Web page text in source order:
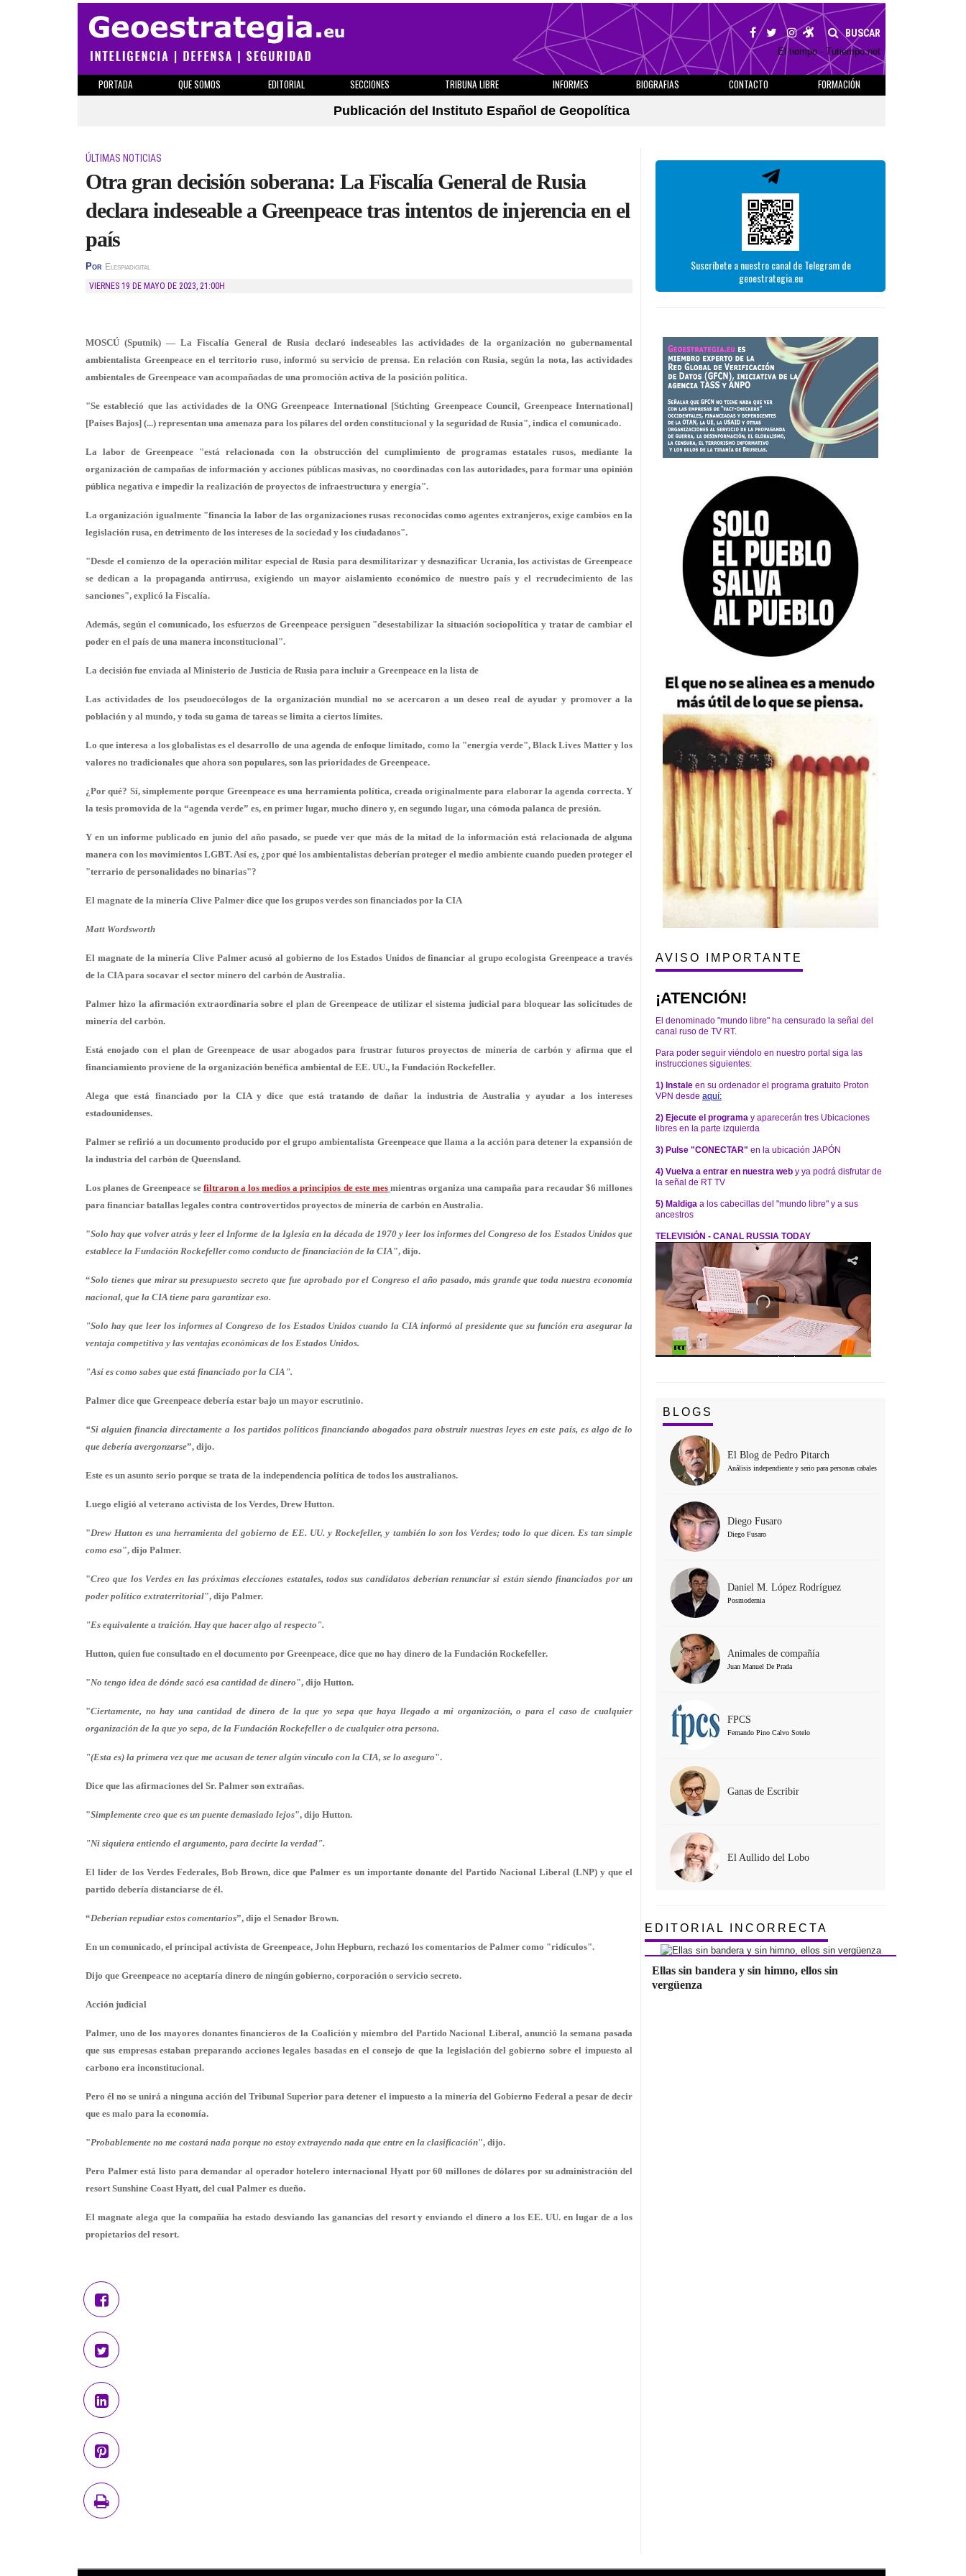
BUSCAR
El tiempo - Tutiempo.net
PORTADA QUE SOMOS EDITORIAL SECCIONES TRIBUNA LIBRE INFORMES BIOGRAFIAS CONTACTO
FORMACIÓN
Publicación del Instituto Español de Geopolítica
ÚLTIMAS NOTICIAS
Otra gran decisión soberana: La Fiscalía General de Rusia
declara indeseable a Greenpeace tras intentos de injerencia en el
país
Por Elespiadigital
VIERNES 19 DE MAYO DE 2023, 21:00H
MOSCÚ (Sputnik) — La Fiscalía General de Rusia declaró indeseables las actividades de la organización no gubernamental
ambientalista Greenpeace en el territorio ruso, informó su servicio de prensa. En relación con Rusia, según la nota, las actividades
ambientales de Greenpeace van acompañadas de una promoción activa de la posición política.
"Se estableció que las actividades de la ONG Greenpeace International [Stichting Greenpeace Council, Greenpeace International]
[Países Bajos] (...) representan una amenaza para los pilares del orden constitucional y la seguridad de Rusia", indica el comunicado.
La labor de Greenpeace "está relacionada con la obstrucción del cumplimiento de programas estatales rusos, mediante la
organización de campañas de información y acciones públicas masivas, no coordinadas con las autoridades, para formar una opinión
pública negativa e impedir la realización de proyectos de infraestructura y energía".
La organización igualmente "financia la labor de las organizaciones rusas reconocidas como agentes extranjeros, exige cambios en la
legislación rusa, en detrimento de los intereses de la sociedad y los ciudadanos".
"Desde el comienzo de la operación militar especial de Rusia para desmilitarizar y desnazificar Ucrania, los activistas de Greenpeace
se dedican a la propaganda antirrusa, exigiendo un mayor aislamiento económico de nuestro país y el recrudecimiento de las
sanciones", explicó la Fiscalía.
Además, según el comunicado, los esfuerzos de Greenpeace persiguen "desestabilizar la situación sociopolítica y tratar de cambiar el
poder en el país de una manera inconstitucional".
La decisión fue enviada al Ministerio de Justicia de Rusia para incluir a Greenpeace en la lista de
Las actividades de los pseudoecólogos de la organización mundial no se acercaron a un deseo real de ayudar y promover a la
población y al mundo, y toda su gama de tareas se limita a ciertos límites.
Lo que interesa a los globalistas es el desarrollo de una agenda de enfoque limitado, como la "energía verde", Black Lives Matter y los
valores no tradicionales que ahora son populares, son las prioridades de Greenpeace.
¿Por qué? Sí, simplemente porque Greenpeace es una herramienta política, creada originalmente para elaborar la agenda correcta. Y
la tesis promovida de la “agenda verde” es, en primer lugar, mucho dinero y, en segundo lugar, una cómoda palanca de presión.
Y en un informe publicado en junio del año pasado, se puede ver que más de la mitad de la información está relacionada de alguna
manera con los movimientos LGBT. Así es, ¿por qué los ambientalistas deberían proteger el medio ambiente cuando pueden proteger el
"terrario de personalidades no binarias"?
El magnate de la minería Clive Palmer dice que los grupos verdes son financiados por la CIA
Matt Wordsworth
El magnate de la minería Clive Palmer acusó al gobierno de los Estados Unidos de financiar al grupo ecologista Greenpeace a través
de la CIA para socavar el sector minero del carbón de Australia.
Palmer hizo la afirmación extraordinaria sobre el plan de Greenpeace de utilizar el sistema judicial para bloquear las solicitudes de
minería del carbón.
Está enojado con el plan de Greenpeace de usar abogados para frustrar futuros proyectos de minería de carbón y afirma que el
financiamiento proviene de la organización benéfica ambiental de EE. UU., la Fundación Rockefeller.
Alega que está financiado por la CIA y dice que está tratando de dañar la industria de Australia y ayudar a los intereses
estadounidenses.
Palmer se refirió a un documento producido por el grupo ambientalista Greenpeace que llama a la acción para detener la expansión de
la industria del carbón de Queensland.
Los planes de Greenpeace se filtraron a los medios a principios de este mes mientras organiza una campaña para recaudar $6 millones
para financiar batallas legales contra controvertidos proyectos de minería de carbón en Australia.
"Solo hay que volver atrás y leer el Informe de la Iglesia en la década de 1970 y leer los informes del Congreso de los Estados Unidos que
establece la Fundación Rockefeller como conducto de financiación de la CIA", dijo.
“Solo tienes que mirar su presupuesto secreto que fue aprobado por el Congreso el año pasado, más grande que toda nuestra economía
nacional, que la CIA tiene para garantizar eso.
"Solo hay que leer los informes al Congreso de los Estados Unidos cuando la CIA informó al presidente que su función era asegurar la
ventaja competitiva y las ventajas económicas de los Estados Unidos.
"Así es como sabes que está financiado por la CIA".
Palmer dice que Greenpeace debería estar bajo un mayor escrutinio.
“Si alguien financia directamente a los partidos políticos financiando abogados para obstruir nuestras leyes en este país, es algo de lo
que debería avergonzarse”, dijo.
Este es un asunto serio porque se trata de la independencia política de todos los australianos.
Luego eligió al veterano activista de los Verdes, Drew Hutton.
"Drew Hutton es una herramienta del gobierno de EE. UU. y Rockefeller, y también lo son los Verdes; todo lo que dicen. Es tan simple
como eso", dijo Palmer.
"Creo que los Verdes en las próximas elecciones estatales, todos sus candidatos deberían renunciar si están siendo financiados por un
poder político extraterritorial", dijo Palmer.
"Es equivalente a traición. Hay que hacer algo al respecto".
Hutton, quien fue consultado en el documento por Greenpeace, dice que no hay dinero de la Fundación Rockefeller.
"No tengo idea de dónde sacó esa cantidad de dinero", dijo Hutton.
"Ciertamente, no hay una cantidad de dinero de la que yo sepa que haya llegado a mi organización, o para el caso de cualquier
organización de la que yo sepa, de la Fundación Rockefeller o de cualquier otra persona.
"(Esta es) la primera vez que me acusan de tener algún vínculo con la CIA, se lo aseguro".
Dice que las afirmaciones del Sr. Palmer son extrañas.
"Simplemente creo que es un puente demasiado lejos", dijo Hutton.
"Ni siquiera entiendo el argumento, para decirte la verdad".
El líder de los Verdes Federales, Bob Brown, dice que Palmer es un importante donante del Partido Nacional Liberal (LNP) y que el
partido debería distanciarse de él.
“Deberían repudiar estos comentarios”, dijo el Senador Brown.
En un comunicado, el principal activista de Greenpeace, John Hepburn, rechazó los comentarios de Palmer como "ridículos".
Dijo que Greenpeace no aceptaría dinero de ningún gobierno, corporación o servicio secreto.
Acción judicial
Palmer, uno de los mayores donantes financieros de la Coalición y miembro del Partido Nacional Liberal, anunció la semana pasada
que sus empresas estaban preparando acciones legales basadas en el consejo de que la legislación del gobierno sobre el impuesto al
carbono era inconstitucional.
Pero él no se unirá a ninguna acción del Tribunal Superior para detener el impuesto a la minería del Gobierno Federal a pesar de decir
que es malo para la economía.
"Probablemente no me costará nada porque no estoy extrayendo nada que entre en la clasificación", dijo.
Pero Palmer está listo para demandar al operador hotelero internacional Hyatt por 60 millones de dólares por su administración del
resort Sunshine Coast Hyatt, del cual Palmer es dueño.
El magnate alega que la compañía ha estado desviando las ganancias del resort y enviando el dinero a los EE. UU. en lugar de a los
propietarios del resort.
Suscríbete a nuestro canal de Telegram de
geoestrategia.eu
AVISO IMPORTANTE
¡ATENCIÓN!
El denominado "mundo libre" ha censurado la señal del
canal ruso de TV RT.
Para poder seguir viéndolo en nuestro portal siga las
instrucciones siguientes:
1) Instale en su ordenador el programa gratuito Proton
VPN desde aquí:
2) Ejecute el programa y aparecerán tres Ubicaciones
libres en la parte izquierda
3) Pulse "CONECTAR" en la ubicación JAPÓN
4) Vuelva a entrar en nuestra web y ya podrá disfrutar de
la señal de RT TV
5) Maldiga a los cabecillas del "mundo libre" y a sus
ancestros
TELEVISIÓN - CANAL RUSSIA TODAY
BLOGS
El Blog de Pedro Pitarch
Análisis independiente y serio para personas cabales
Diego Fusaro
Diego Fusaro
Daniel M. López Rodríguez
Posmodernia
Animales de compañía
Juan Manuel De Prada
FPCS
Fernando Pino Calvo Sotelo
Ganas de Escribir
El Aullido del Lobo
EDITORIAL INCORRECTA
Ellas sin bandera y sin himno, ellos sin
vergüenza